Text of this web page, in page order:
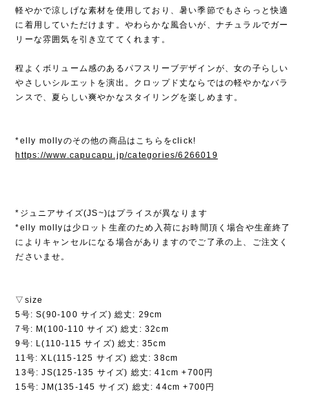
軽やかで涼しげな素材を使用しており、暑い季節でもさらっと快適
に着用していただけます。やわらかな風合いが、ナチュラルでガー
リーな雰囲気を引き立ててくれます。
程よくボリューム感のあるパフスリーブデザインが、女の子らしい
やさしいシルエットを演出。クロップド丈ならではの軽やかなバラ
ンスで、夏らしい爽やかなスタイリングを楽しめます。
*elly mollyのその他の商品はこちらをclick!
https://www.capucapu.jp/categories/6266019
*ジュニアサイズ(JS~)はプライスが異なります
*elly mollyは少ロット生産のため入荷にお時間頂く場合や生産終了
によりキャンセルになる場合がありますのでご了承の上、ご注文く
ださいませ。
▽size
5号: S(90-100 サイズ) 総丈: 29cm
7号: M(100-110 サイズ) 総丈: 32cm
9号: L(110-115 サイズ) 総丈: 35cm
11号: XL(115-125 サイズ) 総丈: 38cm
13号: JS(125-135 サイズ) 総丈: 41cm +700円
15号: JM(135-145 サイズ) 総丈: 44cm +700円